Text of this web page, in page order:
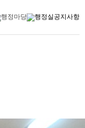
행정마당 행정실공지사항